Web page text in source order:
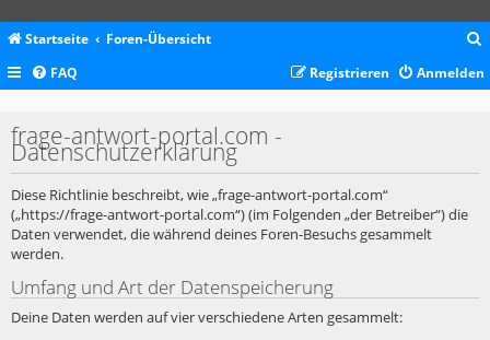
Startseite Foren-Übersicht
c
FAQ Anmelden
Registrieren
frage-antwort-portal.com -
Datenschutzerklärung
Diese Richtlinie beschreibt, wie „frage-antwort-portal.com“
(„https://frage-antwort-portal.com“) (im Folgenden „der Betreiber“) die
Daten verwendet, die während deines Foren-Besuchs gesammelt
werden.
Umfang und Art der Datenspeicherung
Deine Daten werden auf vier verschiedene Arten gesammelt: